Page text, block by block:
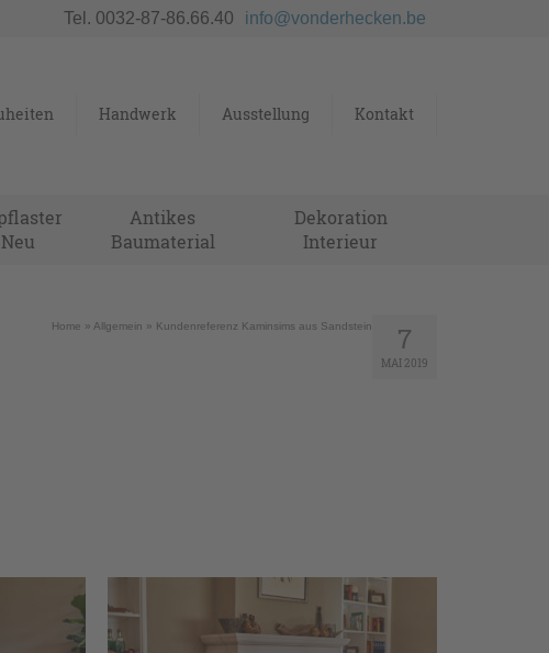
Tel. 0032-87-86.66.40 info@vonderhecken.be
Handwerk Ausstellung Kontakt
Antikes
Baumaterial
Dekoration
Interieur
7
MAI 2019
Home » Allgemein » Kundenreferenz Kaminsims aus Sandstein